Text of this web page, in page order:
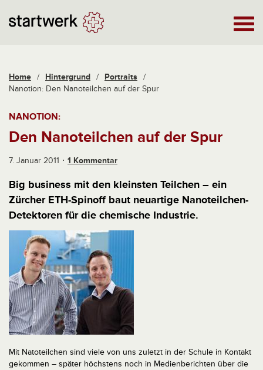
Home / Hintergrund / Portraits /
Nanotion: Den Nanoteilchen auf der Spur
NANOTION:
Den Nanoteilchen auf der Spur
7. Januar 2011 1 Kommentar
Big business mit den kleinsten Teilchen – ein
Zürcher ETH-Spinoff baut neuartige Nanoteilchen-
Detektoren für die chemische Industrie.
Mit Natoteilchen sind viele von uns zuletzt in der Schule in Kontakt
gekommen – später höchstens noch in Medienberichten über die